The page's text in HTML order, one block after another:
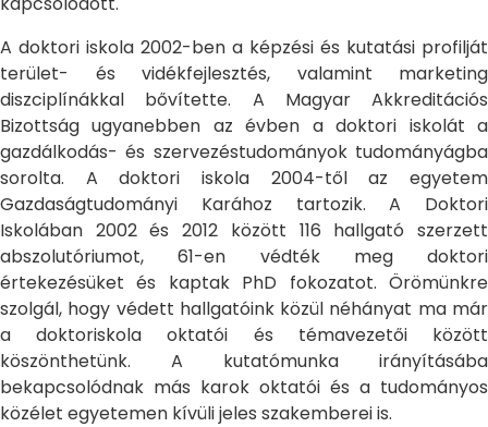
A doktori iskola 2002-ben a képzési és kutatási profilját
terület- és vidékfejlesztés, valamint marketing
diszciplínákkal bővítette. A Magyar Akkreditációs
Bizottság ugyanebben az évben a doktori iskolát a
gazdálkodás- és szervezéstudományok tudományágba
sorolta. A doktori iskola 2004-től az egyetem
Gazdaságtudományi Karához tartozik. A Doktori
Iskolában 2002 és 2012 között 116 hallgató szerzett
abszolutóriumot, 61-en védték meg doktori
értekezésüket és kaptak PhD fokozatot. Örömünkre
szolgál, hogy védett hallgatóink közül néhányat ma már
a doktoriskola oktatói és témavezetői között
köszönthetünk. A kutatómunka irányításába
bekapcsolódnak más karok oktatói és a tudományos
közélet egyetemen kívüli jeles szakemberei is.